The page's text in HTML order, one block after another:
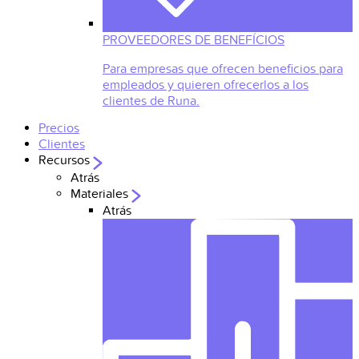
PROVEEDORES DE BENEFÍCIOS
Para empresas que ofrecen beneficios para
empleados y quieren ofrecerlos a los
clientes de Runa.
Precios
Clientes
Recursos
Atrás
Materiales
Atrás